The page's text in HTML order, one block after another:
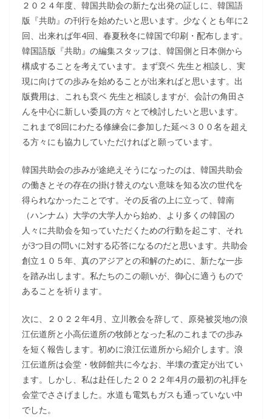
２０２４年度、韓国共助会の新たな出発の証しに、韓国語
版『共助』の刊行を始めたいと思います。少なくとも年に2
回、出来れば年4回、春夏秋冬に韓国で印刷・配布します。
韓国語版『共助』の編集スタッフは、韓国側と日本側から
構成することを考えています。まず裵ベ 先生と相談し、実
現に向けての歩みを始めることが出来ればと思います。出
版費用は、これも裵ベ 先生と相談しますが、会計の角田さ
んを中心に新しい委員の方々とで検討したいと思います。
これまで8回にわたる修練会に参加した延べ３００名を超え
る方々にも協力していただければと願っています。
韓国共助会の歩みが途絶えそうになったのは、韓国共助会
の働きとその存在の掛け替えのない意味を知る次の世代を
得られなかったことです。その反省の上に立って、韓南
（ハンナム）大学の大学人から始め、より多くの韓国の
人々に共助会を知っていただくための行動を起こす、それ
が3つ目の問いに対する応答になるのだと思います。共助会
創立１０５年、真のアジアとの和解のために、新たな一歩
を踏み出します。私たちのこの願いが、御心に適うもので
あることを祈ります。
次に、２０２２年4月、立川教会を辞して、原発被災地の浪
江伝道所と小高伝道所の牧師となった私のこれまでの歩み
を短く報告します。初めに浪江伝道所から紹介します。浪
江伝道所は会堂・牧師館共に今なお、半壊の査定が出てい
ます。しかし、私は赴任した２０２２年4月の最初の礼拝を
会堂でささげました。水道も電気もガスも通っていない中
でした。